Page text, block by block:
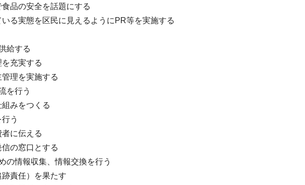
品の安全を話題にする
実態を区民に見えるようにPR等を実施する
給する
充実する
理を実施する
を行う
みをつくる
う
に伝える
の窓口とする
情報収集、情報交換を行う
責任）を果たす